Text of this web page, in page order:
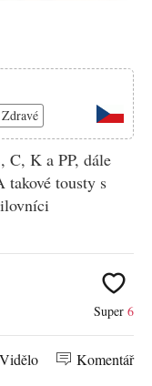
Zdravé
C, K a PP, dále
takové tousty s
Super 6
Komentář